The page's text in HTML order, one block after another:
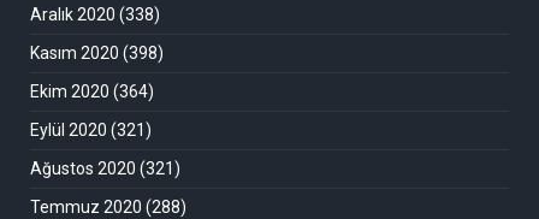
Aralık 2020 (338)
Kasım 2020 (398)
Ekim 2020 (364)
Eylül 2020 (321)
Ağustos 2020 (321)
Temmuz 2020 (288)